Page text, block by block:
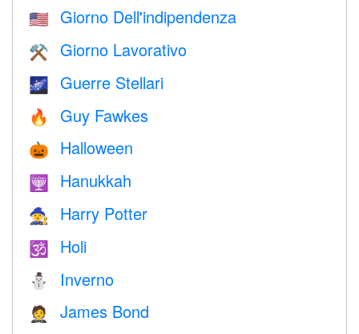
🇺🇸 Giorno Dell'indipendenza
⚒️ Giorno Lavorativo
🌌 Guerre Stellari
🔥 Guy Fawkes
🎃 Halloween
🕎 Hanukkah
🧙 Harry Potter
🕉 Holi
⛄ Inverno
🤵 James Bond